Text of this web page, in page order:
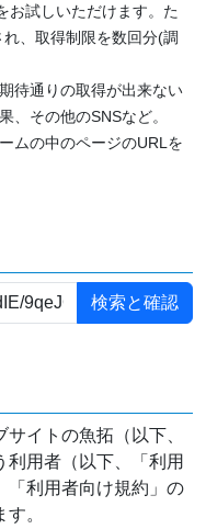
お試しいただけます。た
、取得制限を数回分(調
待通りの取得が出来ない
、その他のSNSなど。
ムの中のページのURLを
イトの魚拓（以下、
利用者（以下、「利用
「利用者向け規約」の
。